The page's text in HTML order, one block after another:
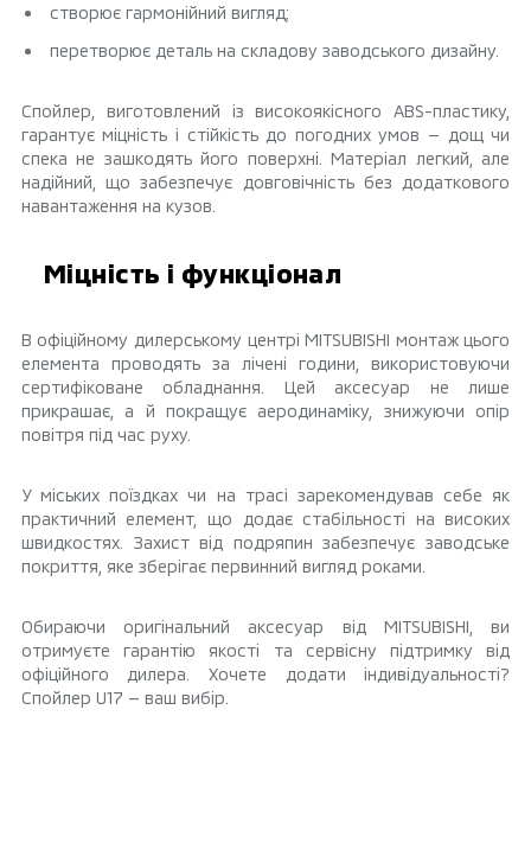
створює гармонійний вигляд;
перетворює деталь на складову заводського дизайну.
Спойлер, виготовлений із високоякісного ABS-пластику,
гарантує міцність і стійкість до погодних умов — дощ чи
спека не зашкодять його поверхні. Матеріал легкий, але
надійний, що забезпечує довговічність без додаткового
навантаження на кузов.
Міцність і функціонал
В офіційному дилерському центрі MITSUBISHI монтаж цього
елемента проводять за лічені години, використовуючи
сертифіковане обладнання. Цей аксесуар не лише
прикрашає, а й покращує аеродинаміку, знижуючи опір
повітря під час руху.
У міських поїздках чи на трасі зарекомендував себе як
практичний елемент, що додає стабільності на високих
швидкостях. Захист від подряпин забезпечує заводське
покриття, яке зберігає первинний вигляд роками.
Обираючи оригінальний аксесуар від MITSUBISHI, ви
отримуєте гарантію якості та сервісну підтримку від
офіційного дилера. Хочете додати індивідуальності?
Спойлер U17 — ваш вибір.